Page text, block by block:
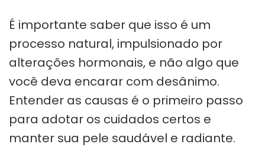
É importante saber que isso é um
processo natural, impulsionado por
alterações hormonais, e não algo que
você deva encarar com desânimo.
Entender as causas é o primeiro passo
para adotar os cuidados certos e
manter sua pele saudável e radiante.